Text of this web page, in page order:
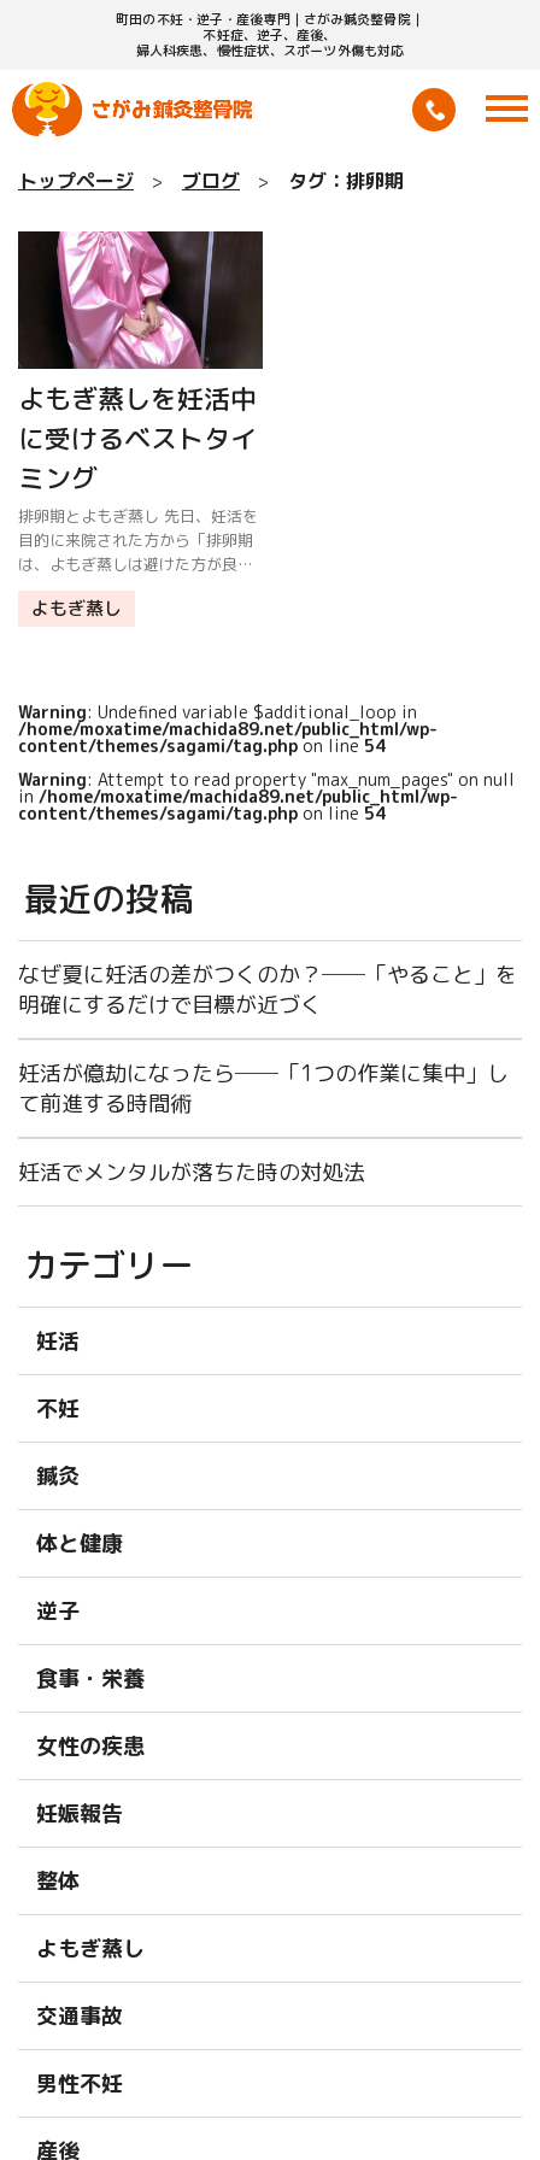
町田の不妊・逆子・産後専門｜さがみ鍼灸整骨院｜
不妊症、逆子、産後、
婦人科疾患、慢性症状、スポーツ外傷も対応
トップページ ブログ タグ：排卵期
よもぎ蒸しを妊活中
に受けるベストタイ
ミング
排卵期とよもぎ蒸し 先日、妊活を
目的に来院された方から「排卵期
は、よもぎ蒸しは避けた方が良い
のですか？」という、よもぎ蒸し
を受けるタイミングについて質問
よもぎ蒸し
Warning: Undefined variable $additional_loop in
/home/moxatime/machida89.net/public_html/wp-
content/themes/sagami/tag.php on line 54
Warning: Attempt to read property "max_num_pages" on null
in /home/moxatime/machida89.net/public_html/wp-
content/themes/sagami/tag.php on line 54
最近の投稿
なぜ夏に妊活の差がつくのか？──「やること」を
明確にするだけで目標が近づく
妊活が億劫になったら──「1つの作業に集中」し
て前進する時間術
妊活でメンタルが落ちた時の対処法
カテゴリー
妊活
不妊
鍼灸
体と健康
逆子
食事・栄養
女性の疾患
妊娠報告
整体
よもぎ蒸し
交通事故
男性不妊
産後